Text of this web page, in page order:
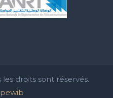
droits sont réservés.